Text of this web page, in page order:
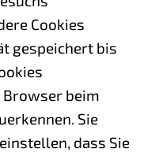
Cookies
gespeichert bis
Browser beim
Sie
dass Sie